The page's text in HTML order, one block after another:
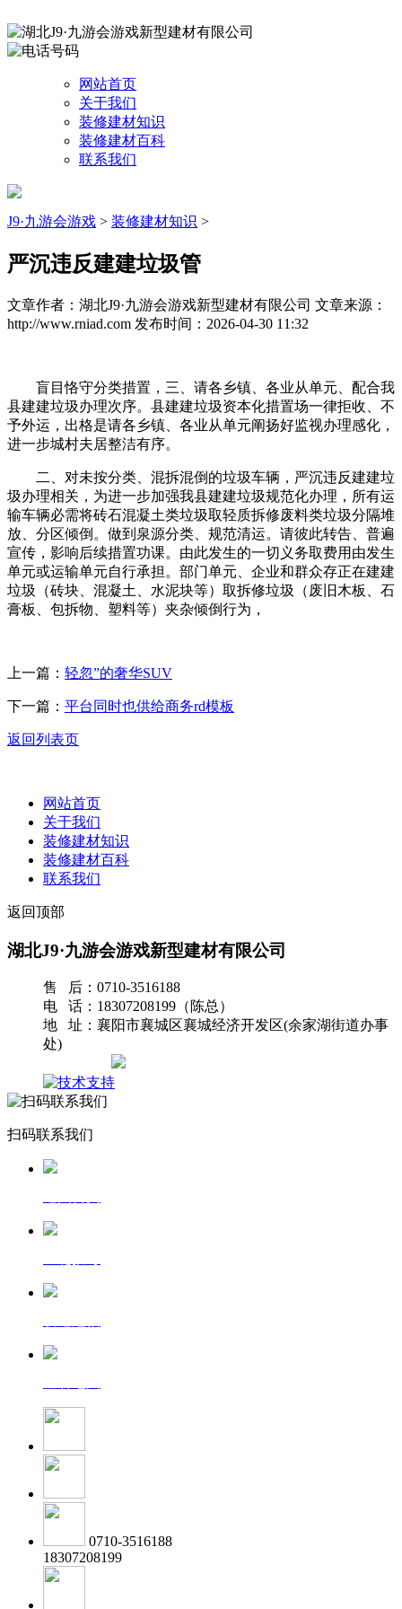
网站首页
关于我们
装修建材知识
装修建材百科
联系我们
J9·九游会游戏 > 装修建材知识 >
严沉违反建建垃圾管
文章作者：湖北J9·九游会游戏新型建材有限公司 文章来源：
http://www.rniad.com 发布时间：2026-04-30 11:32
盲目恪守分类措置，三、请各乡镇、各业从单元、配合我
县建建垃圾办理次序。县建建垃圾资本化措置场一律拒收、不
予外运，出格是请各乡镇、各业从单元阐扬好监视办理感化，
进一步城村夫居整洁有序。
二、对未按分类、混拆混倒的垃圾车辆，严沉违反建建垃
圾办理相关，为进一步加强我县建建垃圾规范化办理，所有运
输车辆必需将砖石混凝土类垃圾取轻质拆修废料类垃圾分隔堆
放、分区倾倒。做到泉源分类、规范清运。请彼此转告、普遍
宣传，影响后续措置功课。由此发生的一切义务取费用由发生
单元或运输单元自行承担。部门单元、企业和群众存正在建建
垃圾（砖块、混凝土、水泥块等）取拆修垃圾（废旧木板、石
膏板、包拆物、塑料等）夹杂倾倒行为，
上一篇： 轻忽”的奢华SUV
下一篇： 平台同时也供给商务rd模板
返回列表页
网站首页
关于我们
装修建材知识
装修建材百科
联系我们
返回顶部
湖北J9·九游会游戏新型建材有限公司
售 后：0710-3516188
电 话：18307208199（陈总）
地 址：襄阳市襄城区襄城经济开发区(余家湖街道办事
处)
扫码联系我们
0710-3516188
18307208199